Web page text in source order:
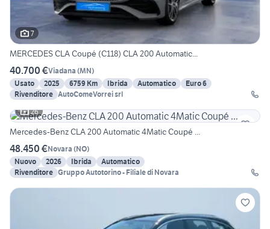
7
MERCEDES CLA Coupé (C118) CLA 200 Automatic...
40.700 €Viadana (MN)
Usato
2025 6759 Km Ibrida Automatico
Euro 6
Rivenditore AutoComeVorrei srl
26
Mercedes-Benz CLA 200 Automatic 4Matic Coupé ...
48.450 €Novara (NO)
Nuovo
2026 Ibrida
Automatico
Rivenditore Gruppo Autotorino - Filiale di Novara